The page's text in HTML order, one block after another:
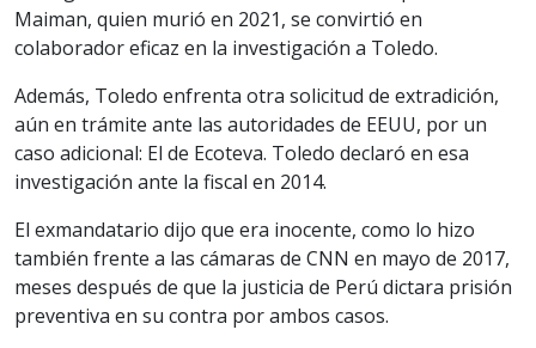
Maiman, quien murió en 2021, se convirtió en
colaborador eficaz en la investigación a Toledo.
Además, Toledo enfrenta otra solicitud de extradición,
aún en trámite ante las autoridades de EEUU, por un
caso adicional: El de Ecoteva. Toledo declaró en esa
investigación ante la fiscal en 2014.
El exmandatario dijo que era inocente, como lo hizo
también frente a las cámaras de CNN en mayo de 2017,
meses después de que la justicia de Perú dictara prisión
preventiva en su contra por ambos casos.